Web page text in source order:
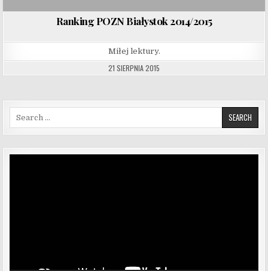
Ranking POZN Białystok 2014/2015
Miłej lektury.
21 SIERPNIA 2015